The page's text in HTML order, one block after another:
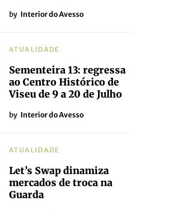
by Interior do Avesso
ATUALIDADE
Sementeira 13: regressa
ao Centro Histórico de
Viseu de 9 a 20 de Julho
by Interior do Avesso
ATUALIDADE
Let’s Swap dinamiza
mercados de troca na
Guarda